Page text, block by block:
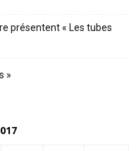
présentent « Les tubes
»